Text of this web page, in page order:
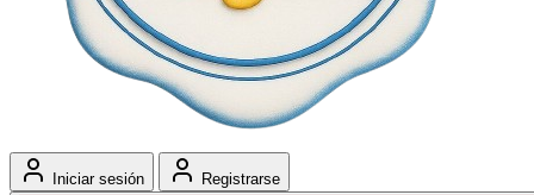
Iniciar sesión Registrarse